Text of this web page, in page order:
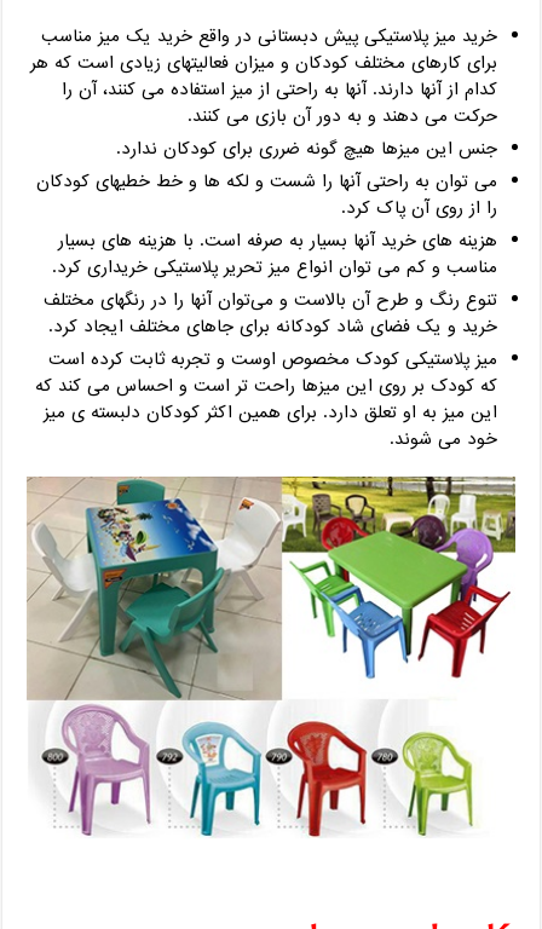
خرید میز پلاستیکی پیش دبستانی در واقع خرید یک میز مناسب
برای کارهای مختلف کودکان و میزان فعالیتهای زیادی است که هر
کدام از آنها دارند. آنها به راحتی از میز استفاده می‌ کنند، آن را
حرکت می‌ دهند و به دور آن بازی می‌ کنند.
جنس این میزها هیچ گونه ضرری برای کودکان ندارد.
می‌ توان به راحتی آنها را شست و لکه‌ ها و خط خطیهای کودکان
را از روی آن پاک کرد.
هزینه‌ های خرید آنها بسیار به صرفه است. با هزینه‌ های بسیار
مناسب و کم می‌ توان انواع میز تحریر پلاستیکی خریداری کرد.
تنوع رنگ و طرح آن بالاست و می‌توان آنها را در رنگهای مختلف
خرید و یک فضای شاد کودکانه برای جاهای مختلف ایجاد کرد.
میز پلاستیکی کودک مخصوص اوست و تجربه ثابت کرده است
که کودک بر روی این میزها راحت‌ تر است و احساس می‌ کند که
این میز به او تعلق دارد. برای همین اکثر کودکان دلبسته‌ ی میز
خود می‌ شوند.